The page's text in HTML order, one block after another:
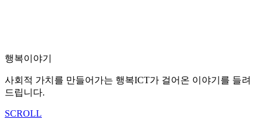
행복이야기
사회적 가치를 만들어가는 행복ICT가 걸어온 이야기를 들려
드립니다.
SCROLL